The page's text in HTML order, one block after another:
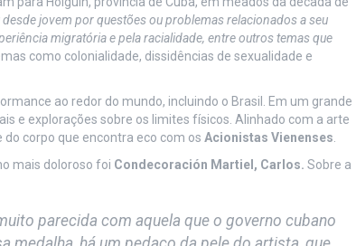
jovem por questões ou problemas relacionados a seu
migratória e pela racialidade, entre outros temas que
como colonialidade, dissidências de sexualidade e
ao redor do mundo, incluindo o Brasil. Em um grande
e explorações sobre os limites físicos. Alinhado com a arte
corpo que encontra eco com os Acionistas Vienenses
mais doloroso foi Condecoración Martiel, Carlos. Sobre a
parecida com aquela que o governo cubano